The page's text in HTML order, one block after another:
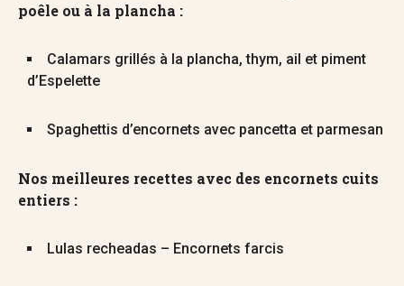
poêle ou à la plancha :
Calamars grillés à la plancha, thym, ail et piment
d’Espelette
Spaghettis d’encornets avec pancetta et parmesan
Nos meilleures recettes avec des encornets cuits
entiers :
Lulas recheadas – Encornets farcis